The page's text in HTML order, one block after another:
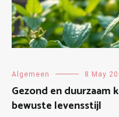
Algemeen 8 May
Gezond en duurzaam
bewuste levensstijl